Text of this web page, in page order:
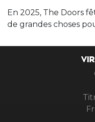
En 2025, The Doors
de grandes choses